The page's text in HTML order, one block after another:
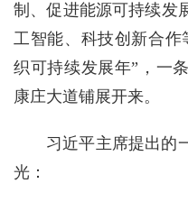
制、促进能源可持续发
工智能、科技创新合作
织可持续发展年”，一
康庄大道铺展开来。
习近平主席提出的
光：